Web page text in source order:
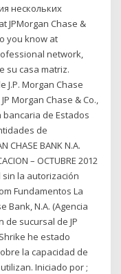
нескольких
JPMorgan Chase &
you know at
network,
su casa matriz.
J.P. Morgan Chase
Morgan Chase & Co.,
de Estados
de
CHASE BANK N.A.
– OCTUBRE 2012
la autorización
Fundamentos La
Bank, N.A. (Agencia
de sucursal de JP
he estado
la capacidad de
Iniciado por ;